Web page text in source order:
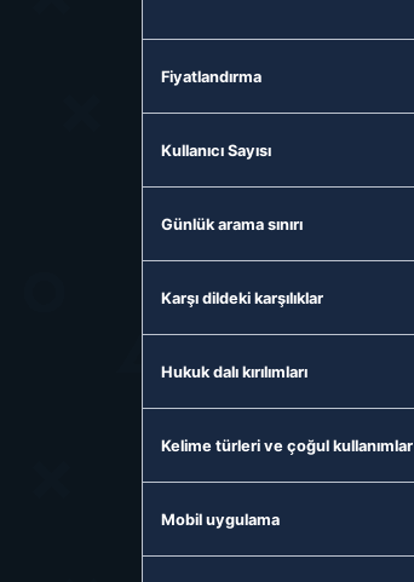
Fiyatlandırma
Kullanıcı Sayısı
Günlük arama sınırı
Karşı dildeki karşılıklar
Hukuk dalı kırılımları
Kelime türleri ve çoğul kullanımlar
Mobil uygulama